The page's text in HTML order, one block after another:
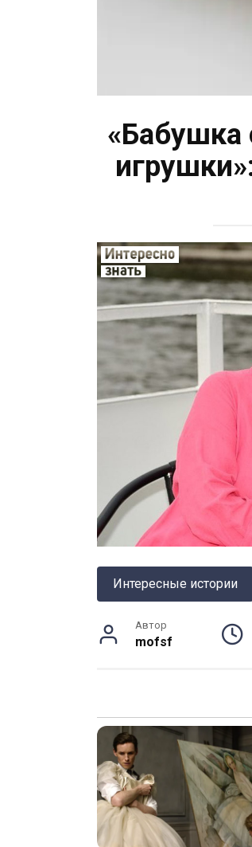
«Бабушка
Интересные истории
Автор
mofsf